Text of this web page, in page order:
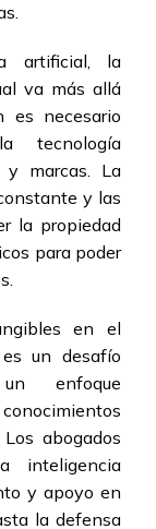
artificial, la
va más allá
es necesario
tecnología
y marcas. La
y las
la propiedad
para poder
en el
un desafío
enfoque
abogados
inteligencia
y apoyo en
la defensa